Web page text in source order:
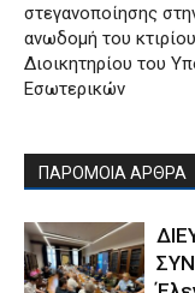
στεγανοποίησης
ανωδομή του
Διοικητηρίου του
Εσωτερικών
ΠΑΡΟΜΟΙΑ ΑΡΘΡΑ